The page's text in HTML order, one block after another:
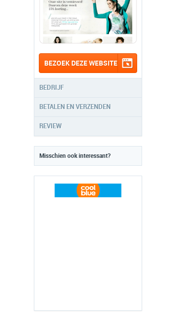
BEZOEK DEZE WEBSITE
BEDRIJF
BETALEN EN VERZENDEN
REVIEW
Misschien ook interessant?